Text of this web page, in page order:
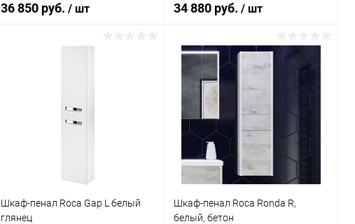
36 850 руб. / шт
В избранное
34 880 руб./ шт
В корзину
Купить в 1 клик
Шкаф-пенал Roca Gap L белый
глянец
Шкаф-пенал Roca Ronda R,
белый, бетон